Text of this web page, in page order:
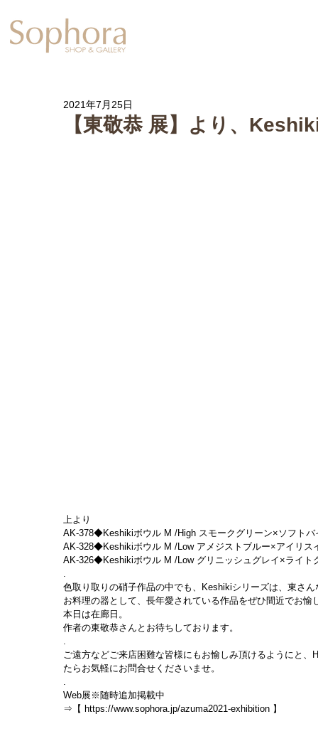
【東敬恭 展】より、
2021年7月25日
上より
AK-378◆Keshikiボウル M /High スモークグリーン×ソフト
AK-328◆Keshikiボウル M /Low アメジストブルー×アイリス
AK-326◆Keshikiボウル M /Low グリニッシュグレイ×ライト
.
色取り取りの硝子作品の中でも、Keshikiシリーズは、東さ
お料理の器として、長年愛されている作品をぜひ間近でお愉
本日は在廊日。
作者の東敬恭さんとお待ちしております。
.
ご遠方などご来店困難な皆様にもお愉しみ頂けるようにと
たらお気軽にお問合せくださいませ。
.
Web展※随時追加掲載中
⇒【 https://www.sophora.jp/azuma2021-exhibition 】